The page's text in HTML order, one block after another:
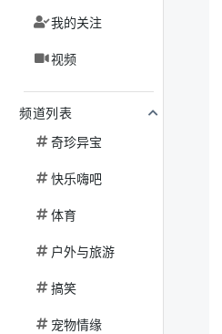
我的关注
视频
频道列表
奇珍异宝
快乐嗨吧
体育
户外与旅游
搞笑
宠物情缘